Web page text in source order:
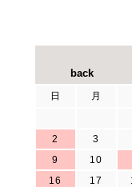
日 月
2
3
9
10
16
17